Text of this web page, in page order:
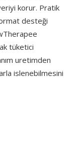
korur. Pratik
desteği
tüketici
uretimden
islenebilmesini